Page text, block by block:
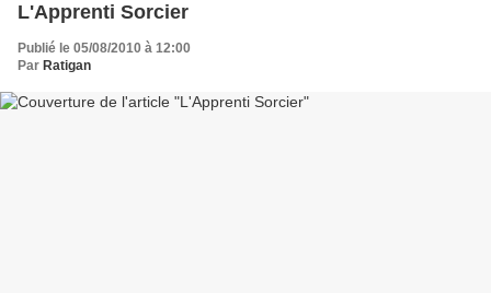
L'Apprenti Sorcier
Publié le 05/08/2010 à 12:00
Par Ratigan